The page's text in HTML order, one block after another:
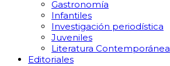
Gastronomía
Infantiles
Investigación periodística
Juveniles
Literatura Contemporánea
Editoriales